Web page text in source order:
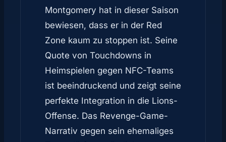
Montgomery hat in dieser Saison
bewiesen, dass er in der Red
Zone kaum zu stoppen ist. Seine
Quote von Touchdowns in
Heimspielen gegen NFC-Teams
ist beeindruckend und zeigt seine
perfekte Integration in die Lions-
Offense. Das Revenge-Game-
Narrativ gegen sein ehemaliges